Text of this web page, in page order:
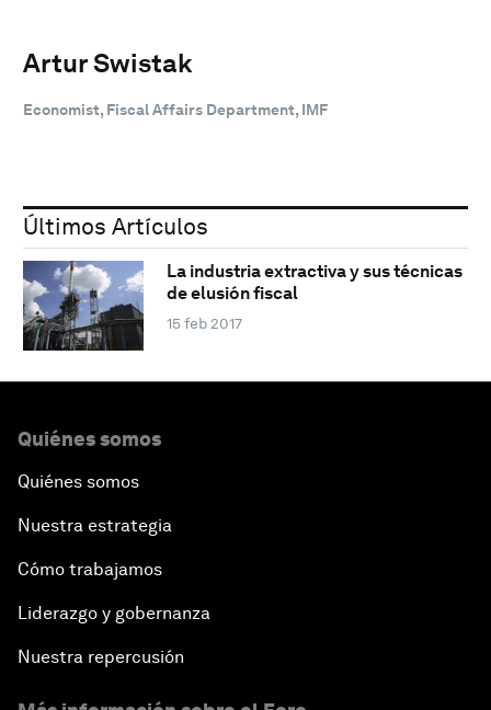
Artur Swistak
Economist, Fiscal Affairs Department, IMF
Últimos Artículos
La industria extractiva y sus técnicas
de elusión fiscal
15 feb 2017
Quiénes somos
Quiénes somos
Nuestra estrategia
Cómo trabajamos
Liderazgo y gobernanza
Nuestra repercusión